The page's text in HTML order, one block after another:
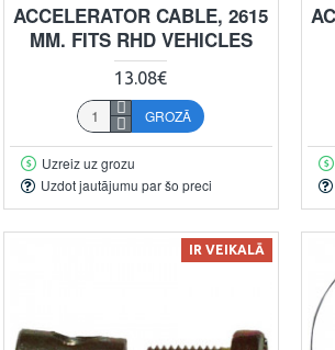
ACCELERATOR CABLE, 2615
MM. FITS RHD VEHICLES
13.08€
GROZĀ
Uzreiz uz grozu
Uzdot jautājumu par šo preci
IR VEIKALĀ